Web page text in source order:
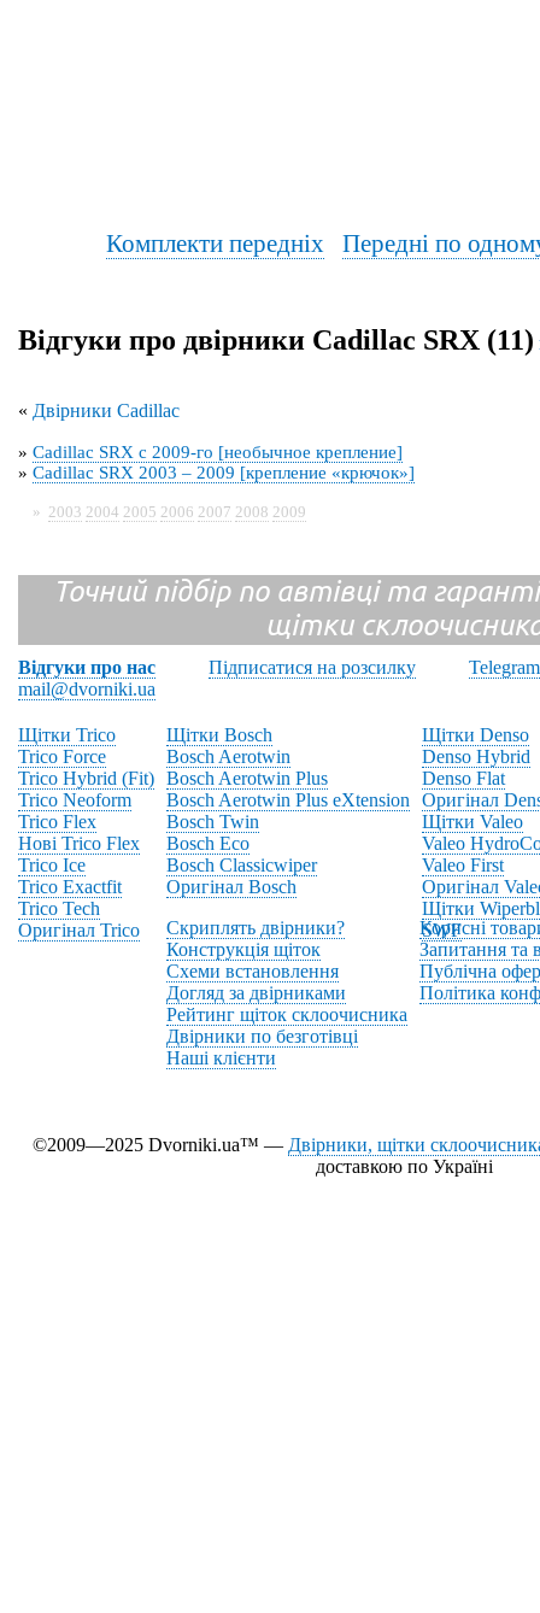
Комплекти передніх Передні по
Відгуки про двірники Cadillac SRX (11)
« Двірники Cadillac
» Cadillac SRX с 2009-го [необычное крепление]
» Cadillac SRX 2003 – 2009 [крепление «крючок»]
» 2003 2004 2005 2006 2007 2008 2009
Точний підбір по автівці та
щітки
Відгуки про нас Підписатися на розсилку
Telegram
mail@dvorniki.ua
Щітки Trico
Trico Force
Trico Hybrid (Fit)
Trico Neoform
Trico Flex
Нові Trico Flex
Trico Ice
Trico Exactfit
Trico Tech
Оригінал Trico
Щітки Bosch
Bosch Aerotwin
Bosch Aerotwin Plus
Bosch Aerotwin Plus eXtension
Bosch Twin
Bosch Eco
Bosch Classicwiper
Оригінал Bosch
Щітки Denso
Denso Hybrid
Denso Flat
Оригінал
Щітки Valeo
Valeo
Valeo First
Оригінал
Щітки
SWF
Скриплять двірники?
Конструкція щіток
Схеми встановлення
Догляд за двірниками
Рейтинг щіток склоочисника
Двірники по безготівці
Наші клієнти
Корисні
Запитання та
Публічна
Політика
©2009—2025 Dvorniki.ua™ — Двірники, щітки
доставкою по Україні